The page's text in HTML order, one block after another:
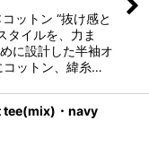
ットン “抜け感と
タイルを、力ま
に設計した半袖オ
コットン、緯糸…
tee(mix)・navy